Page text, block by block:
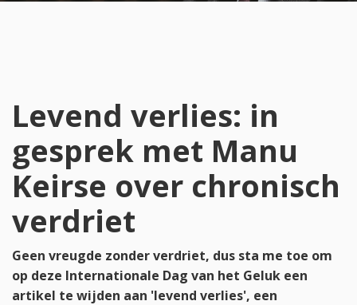
Levend verlies: in
gesprek met Manu
Keirse over chronisch
verdriet
Geen vreugde zonder verdriet, dus sta me toe om
op deze Internationale Dag van het Geluk een
artikel te wijden aan 'levend verlies', een